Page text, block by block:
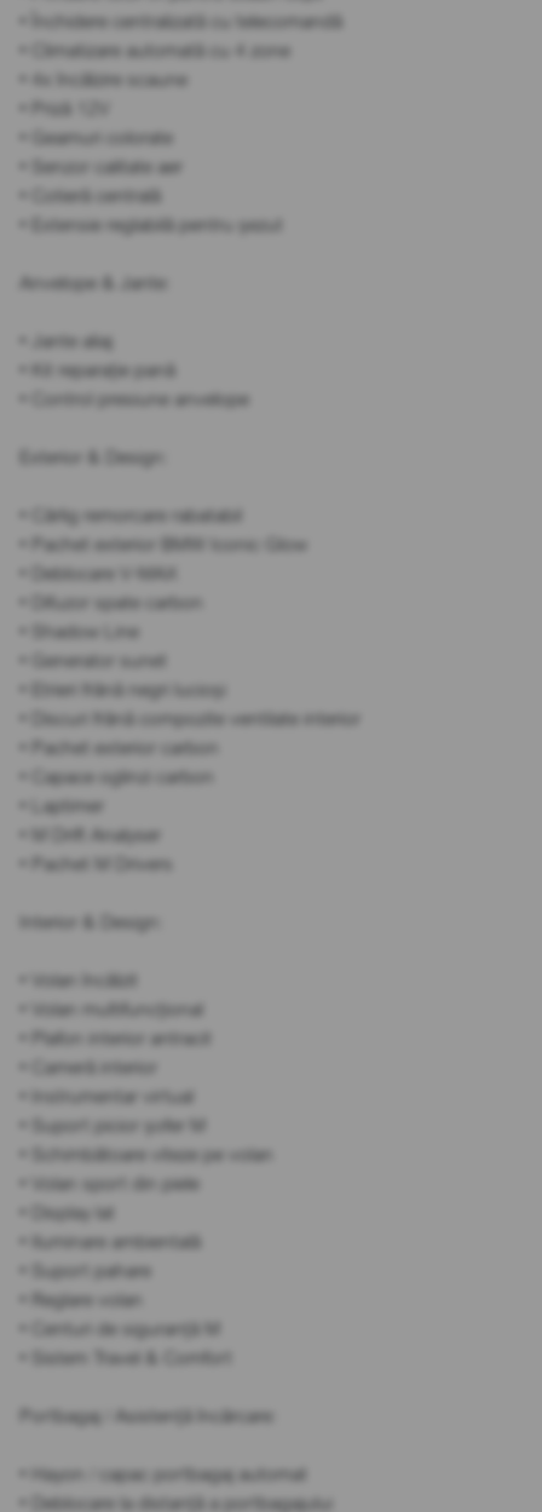
• Închidere centralizată cu telecomandă
• Climatizare automată cu 4 zone
• 4x încălzire scaune
• Priză 12V
• Geamuri colorate
• Senzor calitate aer
• Cotieră centrală
• Extensie reglabilă pentru șezut
Anvelope & Jante:
• Jante aliaj
• Kit reparație pană
• Control presiune anvelope
Exterior & Design:
• Cârlig remorcare rabatabil
• Pachet exterior BMW Iconic Glow
• Deblocare V-MAX
• Difuzor spate carbon
• Shadow Line
• Generator sunet
• Etrieri frână negri lucioși
• Discuri frână compozite ventilate interior
• Pachet exterior carbon
• Capace oglinzi carbon
• Laptimer
• M Drift Analyser
• Pachet M Drivers
Interior & Design:
• Volan încălzit
• Volan multifuncțional
• Plafon interior antracit
• Cameră interior
• Instrumentar virtual
• Suport picior șofer M
• Schimbătoare viteze pe volan
• Volan sport din piele
• Display lat
• Iluminare ambientală
• Suport pahare
• Reglare volan
• Centuri de siguranță M
• Sistem Travel & Comfort
Portbagaj / Asistență încărcare:
• Hayon / capac portbagaj automat
• Deblocare la distanță a portbagajului